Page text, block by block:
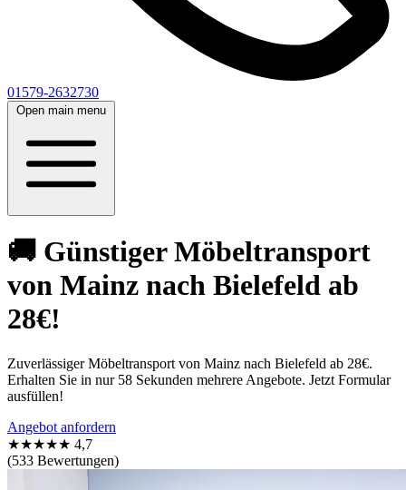
01579-2632730
Open main menu
🚚 Günstiger Möbeltransport
von Mainz nach Bielefeld ab
28€!
Zuverlässiger Möbeltransport von Mainz nach Bielefeld ab 28€.
Erhalten Sie in nur 58 Sekunden mehrere Angebote. Jetzt Formular
ausfüllen!
Angebot anfordern
★★★★★ 4,7
(533 Bewertungen)